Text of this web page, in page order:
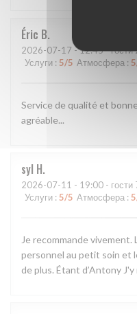
Éric B
2026-07-17 - 12:45 - гости
Услуги : 5/5 Атмосфера : 5
Service de qualité et
agréable...
syl H
2026-07-11 - 19:00 - гости
Услуги : 5/5 Атмосфера : 5
Je recommande vivement.
personnel au petit soin et
de plus. Étant d’Antony